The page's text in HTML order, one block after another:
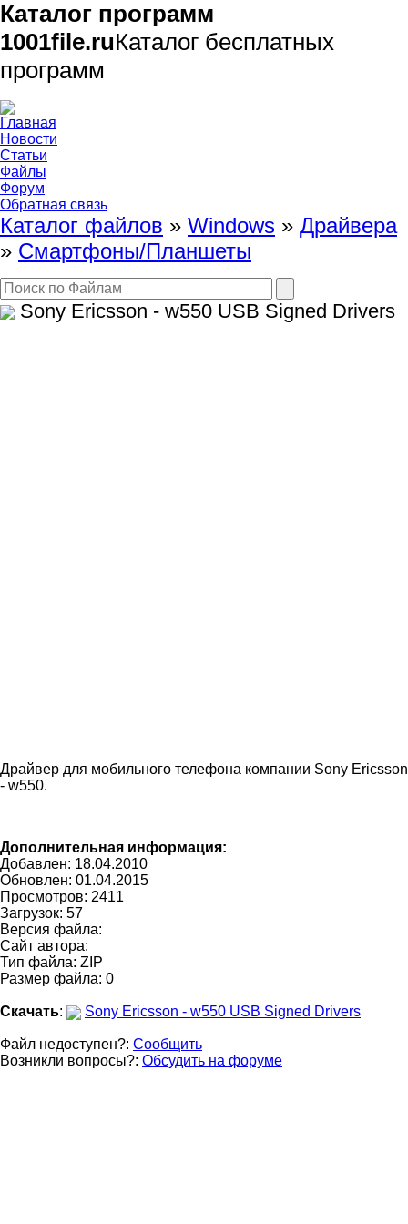
Каталог программ
1001file.ruКаталог бесплатных
программ
Главная
Новости
Статьи
Файлы
Форум
Обратная связь
Каталог файлов » Windows » Драйвера
» Смартфоны/Планшеты
Sony Ericsson - w550 USB Signed Drivers
Драйвер для мобильного телефона компании Sony Ericsson
- w550.
Дополнительная информация:
Добавлен: 18.04.2010
Обновлен: 01.04.2015
Просмотров: 2411
Загрузок: 57
Версия файла:
Сайт автора:
Тип файла: ZIP
Размер файла: 0
Скачать: Sony Ericsson - w550 USB Signed Drivers
Файл недоступен?: Сообщить
Возникли вопросы?: Обсудить на форуме